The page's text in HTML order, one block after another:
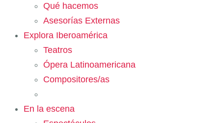
Qué hacemos
Asesorías Externas
Explora Iberoamérica
Teatros
Ópera Latinoamericana
Compositores/as
En la escena